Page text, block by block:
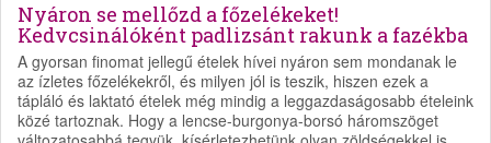
Nyáron se mellőzd a főzelékeket!
Kedvcsinálóként padlizsánt rakunk a fazékba
A gyorsan finomat jellegű ételek hívei nyáron sem mondanak le
az ízletes főzelékekről, és milyen jól is teszik, hiszen ezek a
tápláló és laktató ételek még mindig a leggazdaságosabb ételeink
közé tartoznak. Hogy a lencse-burgonya-borsó háromszöget